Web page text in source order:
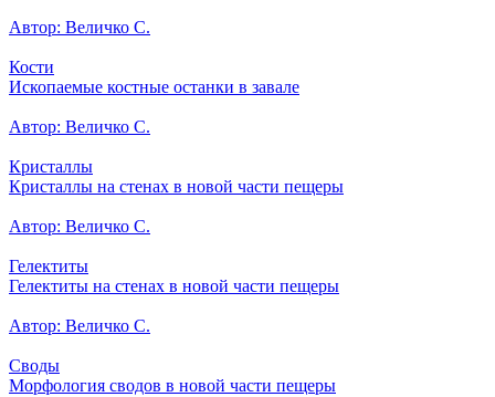
Автор: Величко С.
Кости
Ископаемые костные останки в завале
Автор: Величко С.
Кристаллы
Кристаллы на стенах в новой части пещеры
Автор: Величко С.
Гелектиты
Гелектиты на стенах в новой части пещеры
Автор: Величко С.
Своды
Морфология сводов в новой части пещеры